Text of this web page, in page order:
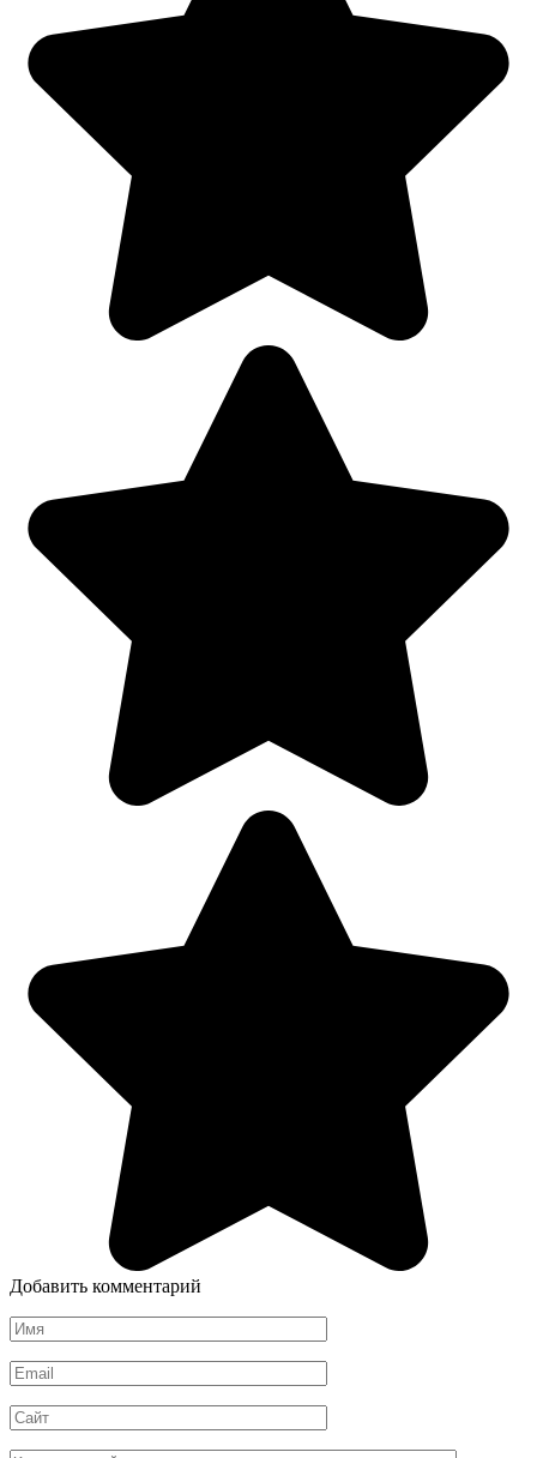
Добавить комментарий
Имя
*
Email
*
Сайт